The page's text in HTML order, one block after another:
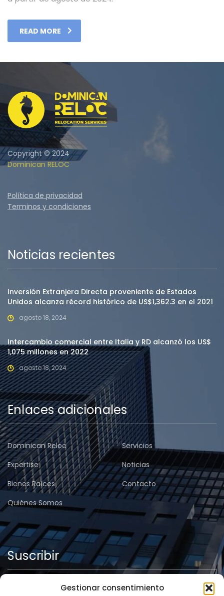
Gestionar consentimiento
READ MORE
Copyright © 2024
Dominican RELOC
Política de privacidad
Terminos y condiciones
Noticias recientes
Inversión Extranjera Directa proveniente de Estados
Unidos alcanza récord histórico de US$1,362.3 en el 2021
agosto 18, 2024
Intercambio comercial entre Italia y RD alcanzó los US$
1,075 millones en 2022
agosto 18, 2024
Enlaces adicionales
Dominican Reloc
Servicios
Expertise
Noticias
Bienes Raíces
Contacto
Quiénes Somos
Suscribir